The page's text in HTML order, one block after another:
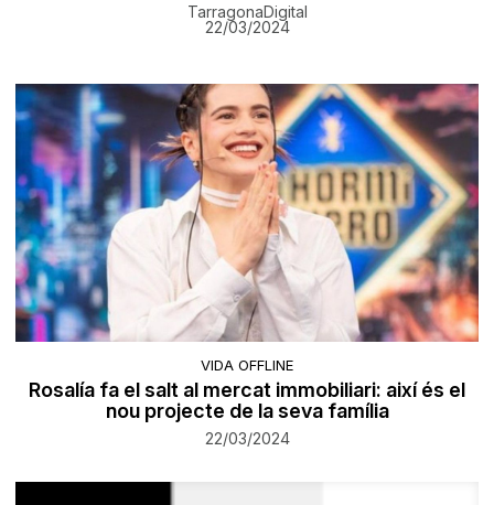
TarragonaDigital
22/03/2024
VIDA OFFLINE
Rosalía fa el salt al mercat immobiliari: així és el
nou projecte de la seva família
22/03/2024